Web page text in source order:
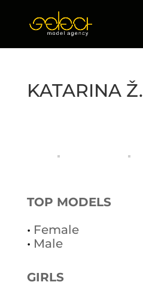
KATARINA Ž.
TOP MODELS
• Female
• Male
GIRLS